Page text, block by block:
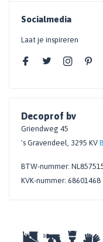
Socialmedia
Laat je inspireren
Decoprof bv
Griendweg 45
's Gravendeel, 3295 KV
BTW-nummer:
KVK-nummer: 68601468